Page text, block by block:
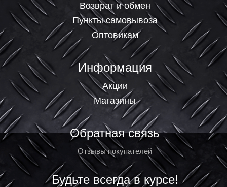
Возврат и обмен
Пункты самовывоза
Оптовикам
Информация
Акции
Магазины
Обратная связь
Отзывы покупателей
Будьте всегда в курсе!